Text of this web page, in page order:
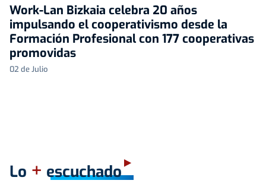
Work-Lan Bizkaia celebra 20 años
impulsando el cooperativismo desde la
Formación Profesional con 177 cooperativas
promovidas
02 de Julio
Lo + escuchado